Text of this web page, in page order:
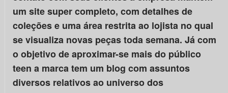
um site super completo, com detalhes de
coleções e uma área restrita ao lojista no qual
se visualiza novas peças toda semana. Já com
o objetivo de aproximar-se mais do público
teen a marca tem um blog com assuntos
diversos relativos ao universo dos